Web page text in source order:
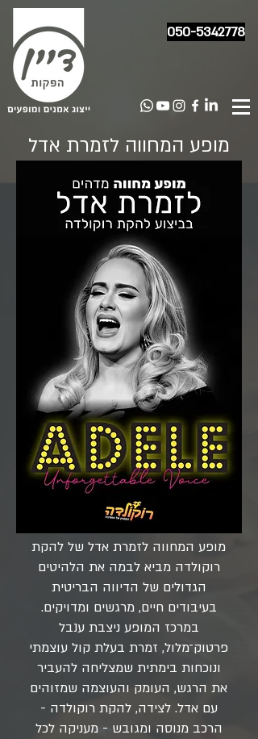
050-5342778
מופע המחווה לזמרת אדל
מופע המחווה לזמרת אדל של להקת
רוקולדה מביא לבמה את הלהיטים
הגדולים של הדיווה הבריטית
בעיבודים חיים, מרגשים ומדויקים.
במרכז המופע ניצבת ענבל
פרטוק־מלול, זמרת בעלת קול עוצמתי
ונוכחות בימתית שמצליחה להעביר
את הרגש, העומק והעוצמה שמזוהים
עם אדל. לצידה, להקת רוקולדה -
הרכב מנוסה ומגובש - מעניקה לכל